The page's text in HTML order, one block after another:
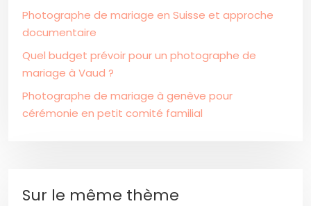
Photographe de mariage en Suisse et approche
documentaire
Quel budget prévoir pour un photographe de
mariage à Vaud ?
Photographe de mariage à genève pour
cérémonie en petit comité familial
Sur le même thème